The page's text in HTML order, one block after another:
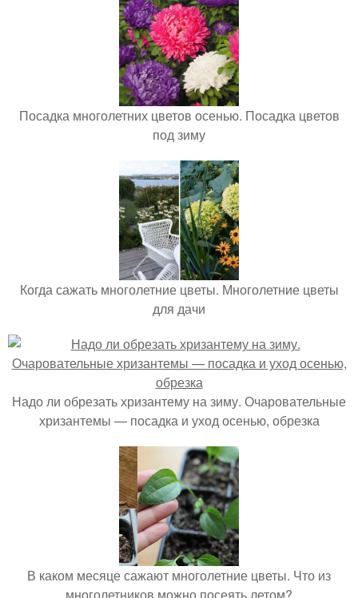
Посадка многолетних цветов осенью. Посадка цветов
под зиму
Когда сажать многолетние цветы. Многолетние цветы
для дачи
Надо ли обрезать хризантему на зиму. Очаровательные
хризантемы — посадка и уход осенью, обрезка
В каком месяце сажают многолетние цветы. Что из
многолетников можно посеять летом?